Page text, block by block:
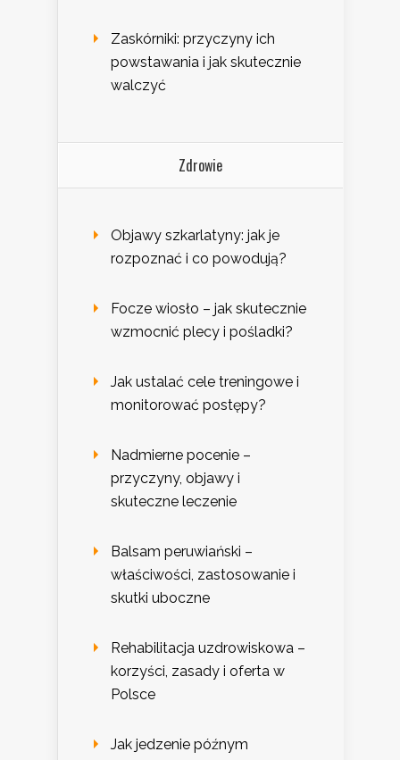
Zaskórniki: przyczyny ich
powstawania i jak skutecznie
walczyć
Zdrowie
Objawy szkarlatyny: jak je
rozpoznać i co powodują?
Focze wiosło – jak skutecznie
wzmocnić plecy i pośladki?
Jak ustalać cele treningowe i
monitorować postępy?
Nadmierne pocenie –
przyczyny, objawy i
skuteczne leczenie
Balsam peruwiański –
właściwości, zastosowanie i
skutki uboczne
Rehabilitacja uzdrowiskowa –
korzyści, zasady i oferta w
Polsce
Jak jedzenie późnym